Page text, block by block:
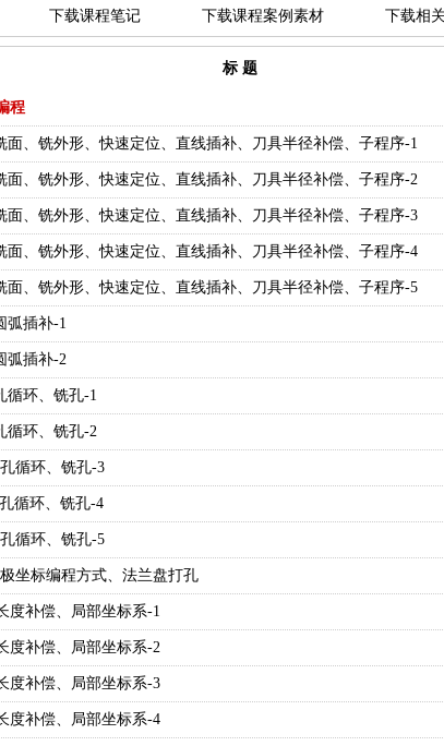
下载课程笔记 下载课程案例素材 下载相
标 题
程
面、铣外形、快速定位、直线插补、刀具半径补偿、子程序-1
面、铣外形、快速定位、直线插补、刀具半径补偿、子程序-2
面、铣外形、快速定位、直线插补、刀具半径补偿、子程序-3
面、铣外形、快速定位、直线插补、刀具半径补偿、子程序-4
面、铣外形、快速定位、直线插补、刀具半径补偿、子程序-5
弧插补-1
弧插补-2
循环、铣孔-1
循环、铣孔-2
循环、铣孔-3
循环、铣孔-4
循环、铣孔-5
坐标编程方式、法兰盘打孔
度补偿、局部坐标系-1
度补偿、局部坐标系-2
度补偿、局部坐标系-3
度补偿、局部坐标系-4